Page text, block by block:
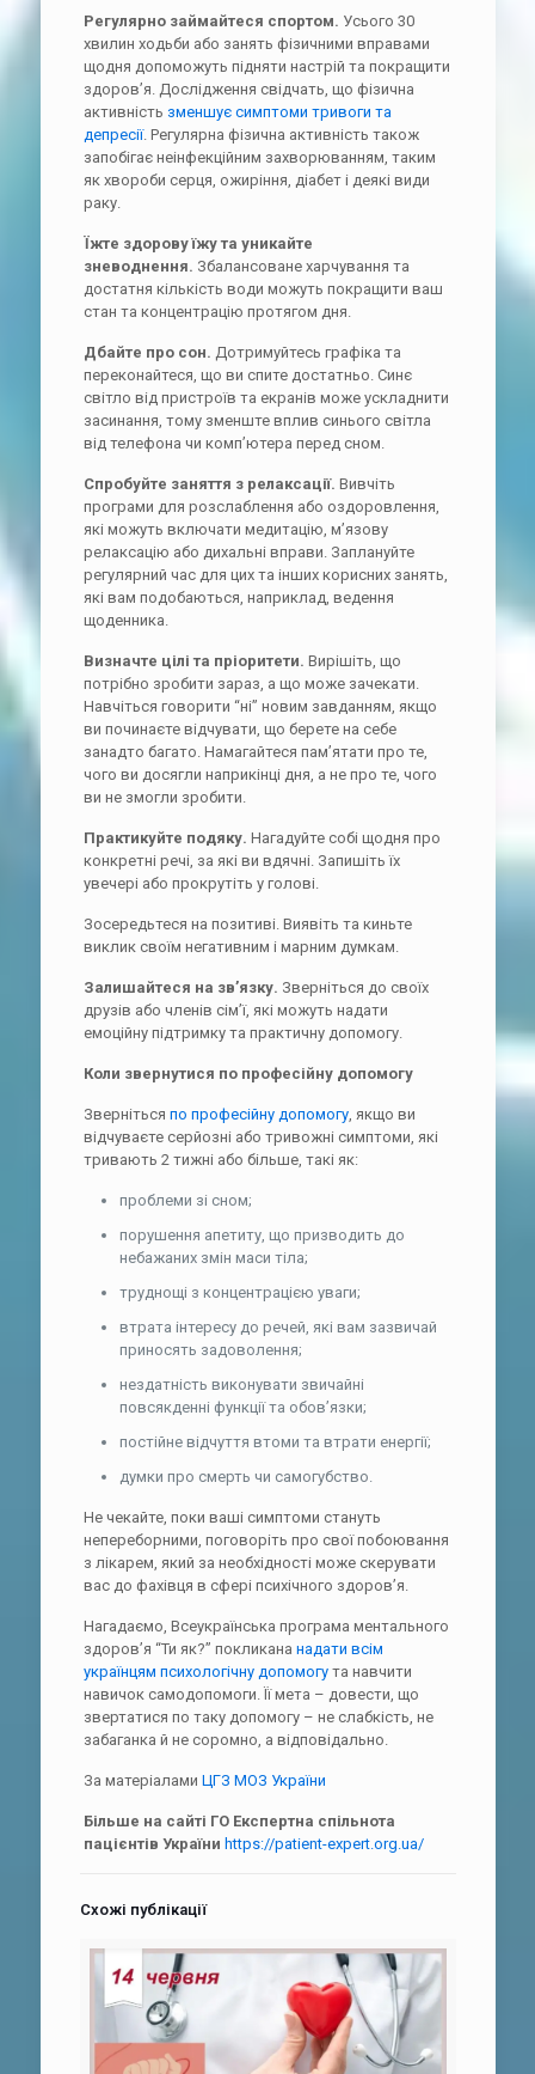
Регулярно займайтеся спортом. Усього 30
хвилин ходьби або занять фізичними вправами
щодня допоможуть підняти настрій та покращити
здоров’я. Дослідження свідчать, що фізична
активність зменшує симптоми тривоги та
депресії. Регулярна фізична активність також
запобігає неінфекційним захворюванням, таким
як хвороби серця, ожиріння, діабет і деякі види
раку.
Їжте здорову їжу та уникайте
зневоднення. Збалансоване харчування та
достатня кількість води можуть покращити ваш
стан та концентрацію протягом дня.
Дбайте про сон. Дотримуйтесь графіка та
переконайтеся, що ви спите достатньо. Синє
світло від пристроїв та екранів може ускладнити
засинання, тому зменште вплив синього світла
від телефона чи комп’ютера перед сном.
Спробуйте заняття з релаксації. Вивчіть
програми для розслаблення або оздоровлення,
які можуть включати медитацію, м’язову
релаксацію або дихальні вправи. Заплануйте
регулярний час для цих та інших корисних занять,
які вам подобаються, наприклад, ведення
щоденника.
Визначте цілі та пріоритети. Вирішіть, що
потрібно зробити зараз, а що може зачекати.
Навчіться говорити “ні” новим завданням, якщо
ви починаєте відчувати, що берете на себе
занадто багато. Намагайтеся пам’ятати про те,
чого ви досягли наприкінці дня, а не про те, чого
ви не змогли зробити.
Практикуйте подяку. Нагадуйте собі щодня про
конкретні речі, за які ви вдячні. Запишіть їх
увечері або прокрутіть у голові.
Зосередьтеся на позитиві. Виявіть та киньте
виклик своїм негативним і марним думкам.
Залишайтеся на зв’язку. Зверніться до своїх
друзів або членів сім’ї, які можуть надати
емоційну підтримку та практичну допомогу.
Коли звернутися по професійну допомогу
Зверніться по професійну допомогу, якщо ви
відчуваєте серйозні або тривожні симптоми, які
тривають 2 тижні або більше, такі як:
проблеми зі сном;
порушення апетиту, що призводить до
небажаних змін маси тіла;
труднощі з концентрацією уваги;
втрата інтересу до речей, які вам зазвичай
приносять задоволення;
нездатність виконувати звичайні
повсякденні функції та обов’язки;
постійне відчуття втоми та втрати енергії;
думки про смерть чи самогубство.
Не чекайте, поки ваші симптоми стануть
непереборними, поговоріть про свої побоювання
з лікарем, який за необхідності може скерувати
вас до фахівця в сфері психічного здоров’я.
Нагадаємо, Всеукраїнська програма ментального
здоров’я “Ти як?” покликана надати всім
українцям психологічну допомогута навчити
навичок самодопомоги. Її мета – довести, що
звертатися по таку допомогу – не слабкість, не
забаганка й не соромно, а відповідально.
За матеріалами ЦГЗ МОЗ України
Більше на сайті ГО Експертна спільнота
пацієнтів України https://patient-expert.org.ua/
Схожі публікації